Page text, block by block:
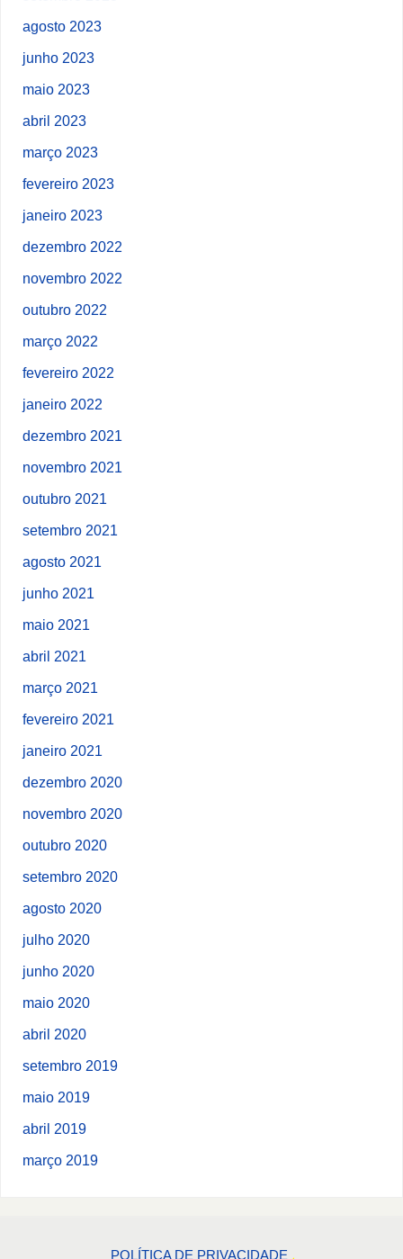
agosto 2023
junho 2023
maio 2023
abril 2023
março 2023
fevereiro 2023
janeiro 2023
dezembro 2022
novembro 2022
outubro 2022
março 2022
fevereiro 2022
janeiro 2022
dezembro 2021
novembro 2021
outubro 2021
setembro 2021
agosto 2021
junho 2021
maio 2021
abril 2021
março 2021
fevereiro 2021
janeiro 2021
dezembro 2020
novembro 2020
outubro 2020
setembro 2020
agosto 2020
julho 2020
junho 2020
maio 2020
abril 2020
setembro 2019
maio 2019
abril 2019
março 2019
POLÍTICA DE PRIVACIDADE